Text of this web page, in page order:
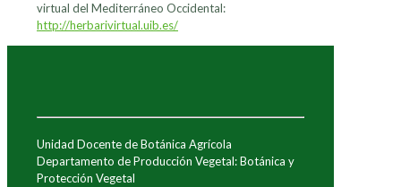
virtual del Mediterráneo Occidental:
http://herbarivirtual.uib.es/
Unidad Docente de Botánica Agrícola
Departamento de Producción Vegetal: Botánica y
Protección Vegetal